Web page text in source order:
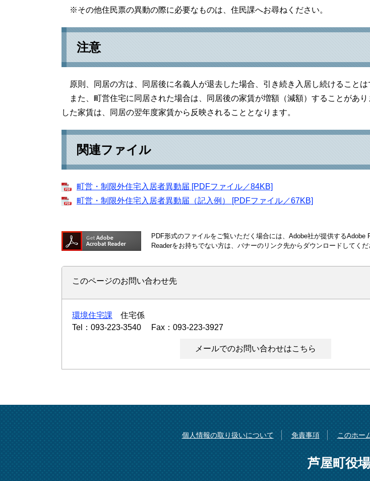
※その他住民票の異動の際に必要なものは、住民課へお尋ねください。
注意
原則、同居の方は、同居後に名義人が退去した場合、引き続き入居し続けることは
また、町営住宅に同居された場合は、同居後の家賃が増額（減額）することがあ
した家賃は、同居の翌年度家賃から反映されることとなります。
関連ファイル
町営・制限外住宅入居者異動届 [PDFファイル／84KB]
町営・制限外住宅入居者異動届（記入例） [PDFファイル／67KB]
PDF形式のファイルをご覧いただく場合には、Adobe社が提供するAdobe
Readerをお持ちでない方は、バナーのリンク先からダウンロードしてくだ
このページのお問い合わせ先
環境住宅課
住宅係
Tel：093-223-3540
Fax：093-223-3927
メールでのお問い合わせはこちら
個人情報の取り扱いについて 免責事項 このホー
芦屋町役場